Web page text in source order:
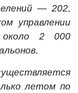
— 202,
управлении
2 000
летом по